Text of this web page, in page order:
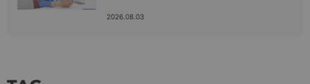
2026.08.03